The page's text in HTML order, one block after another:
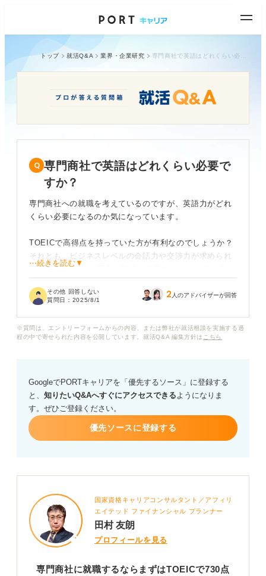
トップ 就活Q&A 業界・企業研究
専門商社で英語はどれくらい必要で
すか？
専門商社への就職を考えているのですが、英語力がどれ
くらい必要になるのか気になっています。
TOEICで高得点を持っていた方が有利なのでしょうか？
それとも、ビジネスレベルの会話力や交渉力が求められ
るのでしょうか？ 正直、英語は得意ではないので、入社
でも特に英語力が必要な分野や職種があれば知りたいで
⋯続きを読む▼
その他 回答しない
質問日： 2025/8/1 2 人のアドバイザーが回答
※質問は、エントリーフォームからの内容、または弊社が就活相談を実施する過
程の中で寄せられた内容を公開しています。就活Q&A 編集方針は こちら
GoogleでPORTキャリアを「優先するソース」に登録する
と、 知りたいQ&Aへすぐにアクセスできるようになりま
す。ぜひご登録ください。
優先ソースに登録する
国家資格キャリアコンサルタント／アフィリ
エイテッド ファイナンシャル プランナー
田村 友朗
プロフィールを見る
専門商社に就職するならまずはTOEICで730点